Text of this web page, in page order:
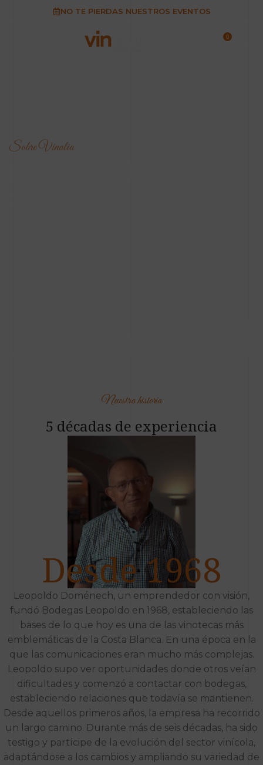
NO TE PIERDAS NUESTROS EVENTOS
0
Sobre Vinalia
Nuestra historía
5 décadas de experiencia
Desde 1968
Leopoldo Doménech, un emprendedor con visión,
fundó Bodegas Leopoldo en 1968, estableciendo las
bases de lo que hoy es una de las vinotecas más
emblemáticas de la Costa Blanca. En una época en la
que las comunicaciones eran mucho más complejas.
Leopoldo supo ver oportunidades donde otros veían
dificultades y comenzó a contactar con bodegas,
estableciendo relaciones que todavía se mantienen.
Desde aquellos primeros años, la empresa ha recorrido
un largo camino. Durante más de seis décadas, ha sido
testigo y partícipe de la evolución del sector vinícola,
adaptándose a los cambios y ampliando su variedad de